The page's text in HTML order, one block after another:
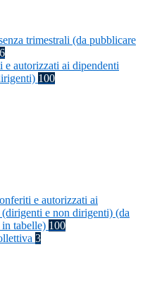
trimestrali (da pubblicare
6
autorizzati ai dipendenti
100
e autorizzati ai
e non dirigenti) (da
tabelle) 100
3